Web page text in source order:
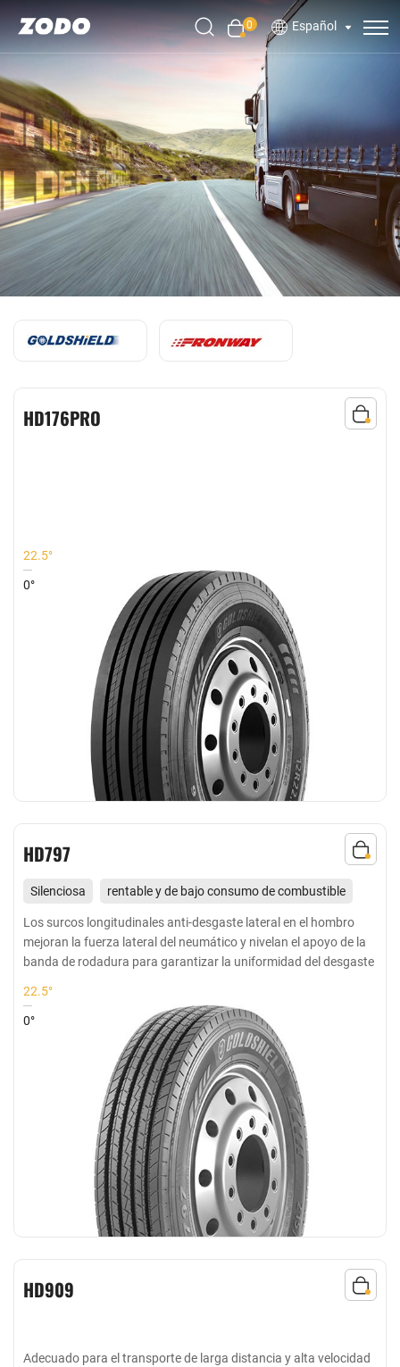
0 Español
HD176PRO
22.5°
0°
HD797
Silenciosa
rentable y de bajo consumo de combustible
Adecuado para todas las ruedas de media y larga distancia
en buenas carreteras y carreteras pavimentadas
Los surcos longitudinales anti-desgaste lateral en el hombro
mejoran la fuerza lateral del neumático y nivelan el apoyo de la
banda de rodadura para garantizar la uniformidad del desgaste
22.5°
0°
HD909
Adecuado para el transporte de larga distancia y alta velocidad